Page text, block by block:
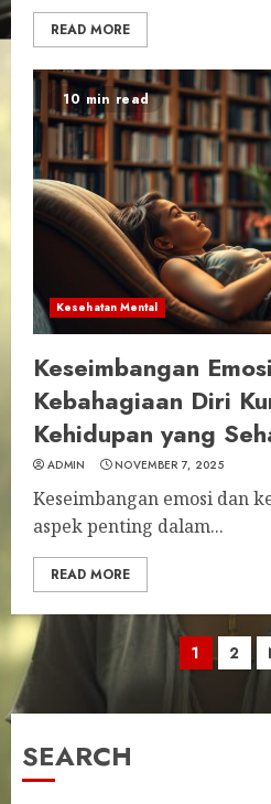
READ MORE
10 min read
Kesehatan Mental
Keseimbangan
Kebahagiaan Diri
Kehidupan yang
ADMIN NOVEMBER 7, 2025
Keseimbangan emosi dan
aspek penting dalam...
READ MORE
Posts
1 2
SEARCH